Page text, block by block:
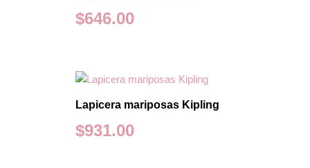
$646.00
Lapicera mariposas Kipling
$931.00